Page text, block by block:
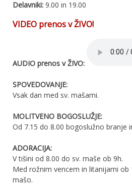
Delavniki: 9.00 in 19.00
VIDEO prenos v ŽIVO!
AUDIO prenos v ŽIVO:
SPOVEDOVANJE:
Vsak dan med sv. mašami.
MOLITVENO BOGOSLUŽJE:
Od 7.15 do 8.00 bogoslužno branje
ADORACIJA:
V tišini od 8.00 do sv. maše ob 9h.
Med rožnim vencem in litanijami ob
mašo.